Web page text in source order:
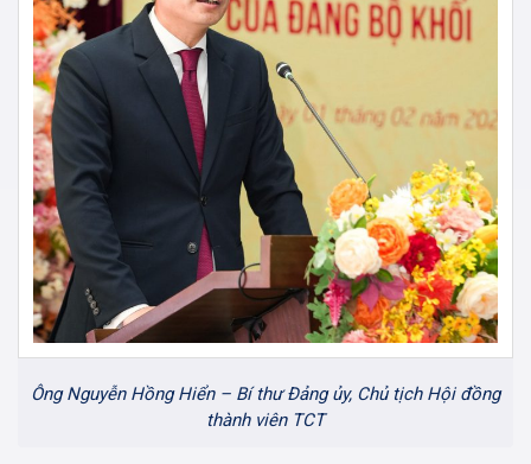
Ông Nguyễn Hồng Hiển – Bí thư Đảng ủy, Chủ tịch Hội đồng
thành viên TCT